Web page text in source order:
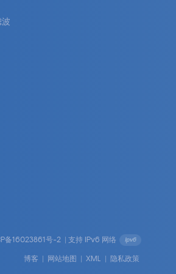
备16023861号-2 支持 IPv6 网络
博客 网站地图 XML 隐私政策